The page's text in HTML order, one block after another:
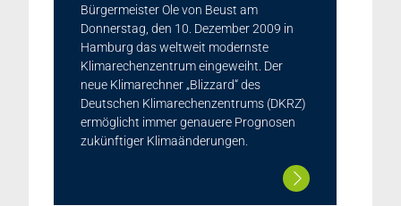
Bürgermeister Ole von Beust am
Donnerstag, den 10. Dezember 2009 in
Hamburg das weltweit modernste
Klimarechenzentrum eingeweiht. Der
neue Klimarechner „Blizzard“ des
Deutschen Klimarechenzentrums (DKRZ)
ermöglicht immer genauere Prognosen
zukünftiger Klimaänderungen.